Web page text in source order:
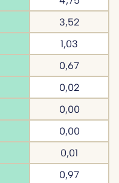
3,52
1,03
0,67
0,02
0,00
0,00
0,01
0,97